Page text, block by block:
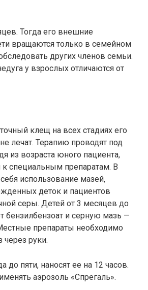
Тогда его внешние
вращаются только в семейном
других членов семьи.
у взрослых отличаются от
клещ на всех стадиях его
лечат. Терапию проводят под
из возраста юного пациента,
к специальным препаратам. В
использование мазей,
деток и пациентов
серы. Детей от 3 месяцев до
бензилбензоат и серную мазь —
препараты необходимо
через руки.
пяти, наносят ее на 12 часов.
аэрозоль «Спрегаль».